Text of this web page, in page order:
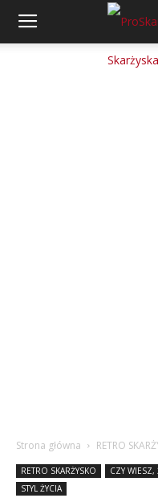
Strona główna RETRO
RETRO SKARŻYSKO CZY WIESZ,
STYL ŻYCIA